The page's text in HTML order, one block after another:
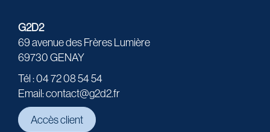
G2D2
69 avenue des Frères Lumière
69730 GENAY
Tél : 04 72 08 54 54
Email: contact@g2d2.fr
Accès client